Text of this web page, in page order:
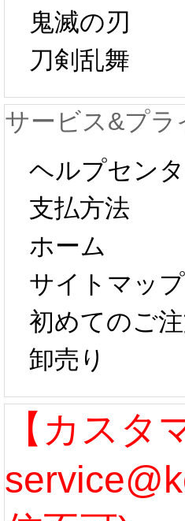
日から工場
が一時停止
します。 2
以後のご注文
は、2月25日
らコスプレ
作、発送予
なります。
[more]
鬼滅の刃
刀剣乱舞
サービス&プ
ヘルプセン
支払方法
ホーム
サイトマップ
初めてのご
卸売り
【カスタ